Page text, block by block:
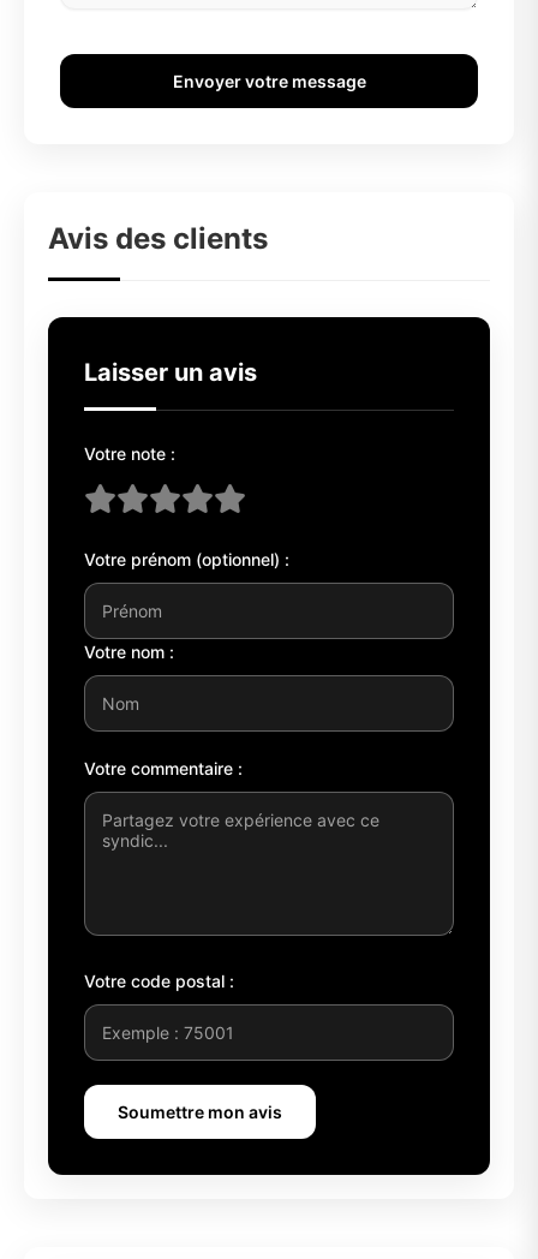
Envoyer votre message
Avis des clients
Laisser un avis
Votre note :
Votre prénom (optionnel) :
Votre nom :
Votre commentaire :
Votre code postal :
Soumettre mon avis